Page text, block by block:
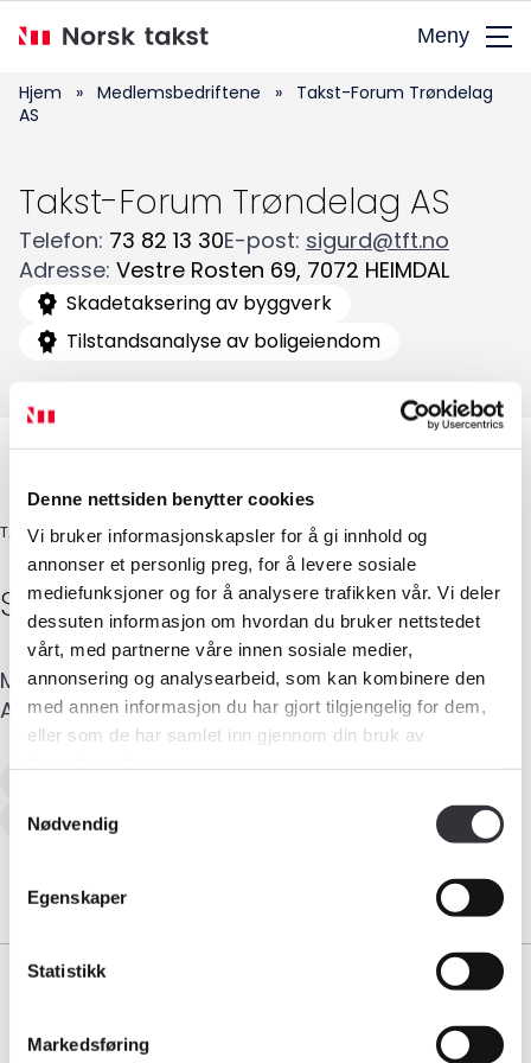
Denne nettsiden benytter cookies
Vi bruker informasjonskapsler for å gi innhold og
annonser et personlig preg, for å levere sosiale
mediefunksjoner og for å analysere trafikken vår. Vi deler
dessuten informasjon om hvordan du bruker nettstedet
vårt, med partnerne våre innen sosiale medier,
annonsering og analysearbeid, som kan kombinere den
med annen informasjon du har gjort tilgjengelig for dem,
eller som de har samlet inn gjennom din bruk av
Nødvendig
Egenskaper
Statistikk
Markedsføring
hovedinnhold
Meny
Søk
etter:
Medlemskap
Kurs og konferanser
Kompetanse
Bli medlem
Hjem » Medlemsbedriftene »
Takst-Forum Trøndelag
AS
Takst-Forum Trøndelag AS
Telefon: 73 82 13 30E-post: sigurd@tft.no
Adresse: Vestre Rosten 69, 7072 HEIMDAL
Skadetaksering av byggverk
Tilstandsanalyse av boligeiendom
TAKSTINGENIØR
Sigurd Sivertsen
Mobil: 400 04 445E-post: sigurd@tft.no
Adresse: Vestre Rosten 69, 7072 HEIMDAL
Skadetaksering av byggverk